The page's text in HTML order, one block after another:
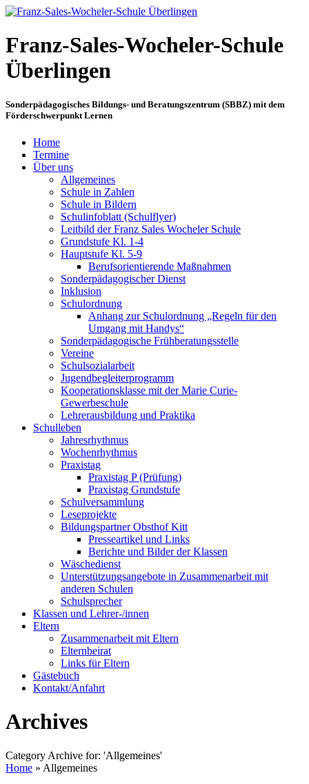
Franz-Sales-Wocheler-Schule
Überlingen
Sonderpädagogisches Bildungs- und Beratungszentrum (SBBZ) mit dem
Förderschwerpunkt Lernen
Home
Termine
Über uns
Allgemeines
Schule in Zahlen
Schule in Bildern
Schulinfoblatt (Schulflyer)
Leitbild der Franz Sales Wocheler Schule
Grundstufe Kl. 1-4
Hauptstufe Kl. 5-9
Berufsorientierende Maßnahmen
Sonderpädagogischer Dienst
Inklusion
Schulordnung
Anhang zur Schulordnung „Regeln für den
Umgang mit Handys“
Sonderpädagogische Frühberatungsstelle
Vereine
Schulsozialarbeit
Jugendbegleiterprogramm
Kooperationsklasse mit der Marie Curie-
Gewerbeschule
Lehrerausbildung und Praktika
Schulleben
Jahresrhythmus
Wochenrhythmus
Praxistag
Praxistag P (Prüfung)
Praxistag Grundstufe
Schulversammlung
Leseprojekte
Bildungspartner Obsthof Kitt
Presseartikel und Links
Berichte und Bilder der Klassen
Wäschedienst
Unterstützungsangebote in Zusammenarbeit mit
anderen Schulen
Schulsprecher
Klassen und Lehrer-/innen
Eltern
Zusammenarbeit mit Eltern
Elternbeirat
Links für Eltern
Gästebuch
Kontakt/Anfahrt
Archives
Category Archive for: 'Allgemeines'
Home » Allgemeines